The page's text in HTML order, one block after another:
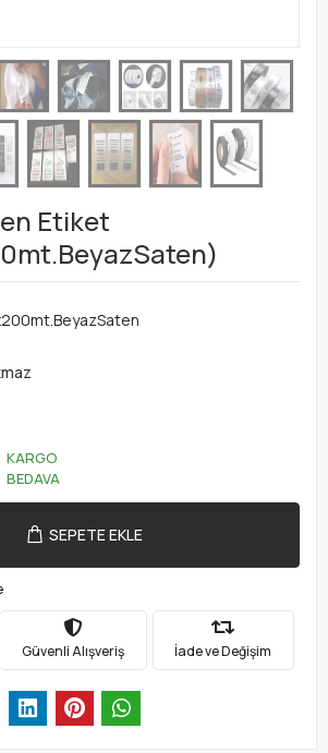
Etiket
KARGO
BEDAVA
SEPETE EKLE
Güvenli Alışveriş İade ve Değişim